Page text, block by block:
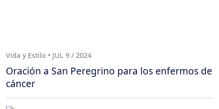
Vida y Estilo • JUL 9 / 2024
Oración a San Peregrino para los enfermos de
cáncer